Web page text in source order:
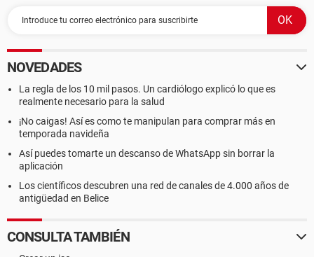
NOVEDADES
La regla de los 10 mil pasos. Un cardiólogo explicó lo que es
realmente necesario para la salud
¡No caigas! Así es como te manipulan para comprar más en
temporada navideña
Así puedes tomarte un descanso de WhatsApp sin borrar la
aplicación
Los científicos descubren una red de canales de 4.000 años de
antigüedad en Belice
CONSULTA TAMBIÉN